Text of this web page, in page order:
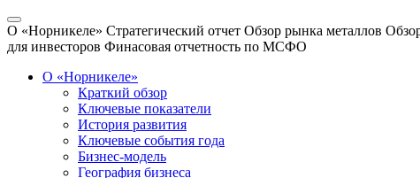
О «Норникеле» Стратегический отчет Обзор рынка металлов
для инвесторов Финасовая отчетность по МСФО
О «Норникеле»
Краткий обзор
Ключевые показатели
История развития
Ключевые события года
Бизнес-модель
География бизнеса